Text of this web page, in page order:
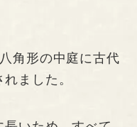
角形の中庭に古代
ました。